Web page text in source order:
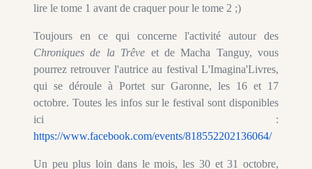
lire le tome 1 avant de craquer pour le tome 2 ;)
Toujours en ce qui concerne l'activité autour des
Chroniques de la Trêve et de Macha Tanguy, vous
pourrez retrouver l'autrice au festival L'Imagina'Livres,
qui se déroule à Portet sur Garonne, les 16 et 17
octobre. Toutes les infos sur le festival sont disponibles
ici :
https://www.facebook.com/events/818552202136064/
Un peu plus loin dans le mois, les 30 et 31 octobre,